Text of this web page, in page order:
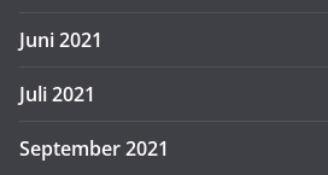
Juni 2021
Juli 2021
September 2021